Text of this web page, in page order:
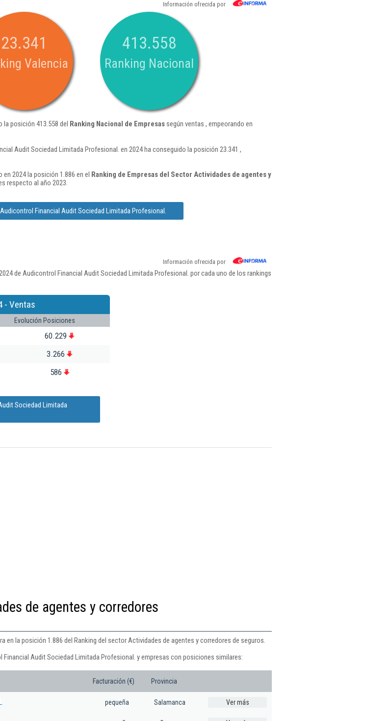
Información ofrecida por
23.341
Valencia
413.558
Ranking Nacional
posición 413.558 del Ranking Nacional de Empresassegún ventas , empeorando en
Audit Sociedad Limitada Profesional. en 2024 ha conseguido la posición 23.341 ,
2024 la posición 1.886 en el Ranking de Empresas del Sector Actividades de agentes y
respecto al año 2023.
Financial Audit Sociedad Limitada Profesional.
Información ofrecida por
de Audicontrol Financial Audit Sociedad Limitada Profesional. por cada uno de los rankings
- Ventas
Evolución Posiciones
60.229
3.266
586
Sociedad Limitada
de agentes y corredores
la posición 1.886 del Ranking del sector Actividades de agentes y corredores de seguros.
Audit Sociedad Limitada Profesional. y empresas con posiciones similares:
Facturación (€) Provincia
pequeña Salamanca Ver más